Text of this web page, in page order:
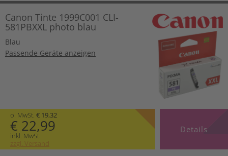
Canon Tinte 1999C001 CLI-
581PBXXL photo blau
Blau
Passende Geräte anzeigen
o. MwSt. € 19,32
€ 22,99
inkl. MwSt.
zzgl. Versand
Details